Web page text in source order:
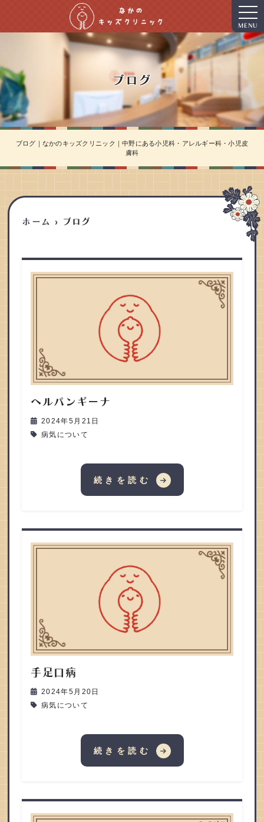
MENU
ブログ
ブログ｜なかのキッズクリニック｜中野にある小児科・アレルギー科・小児皮
膚科
ホーム ブログ
ヘルパンギーナ
2024年5月21日
病気について
続きを読む
手足口病
2024年5月20日
病気について
続きを読む